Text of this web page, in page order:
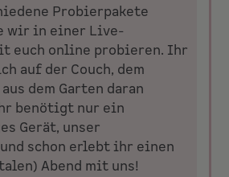
Probierpakete
wir in einer Live-
euch online probieren. Ihr
auf der Couch, dem
dem Garten daran
benötigt nur ein
Gerät, unser
schon erlebt ihr einen
Abend mit uns!